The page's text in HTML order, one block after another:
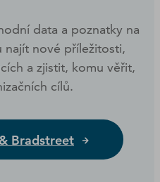
data a poznatky na
nové příležitosti,
a zjistit, komu věřit,
cílů.
Bradstreet